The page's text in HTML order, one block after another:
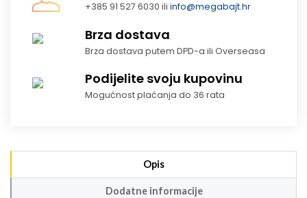
+385 91 527 6030 iliinfo@megabajt.hr
Brza dostava
Brza dostava putem DPD-a ili Overseasa
Podijelite svoju kupovinu
Mogućnost plaćanja do 36 rata
Opis
Dodatne informacije